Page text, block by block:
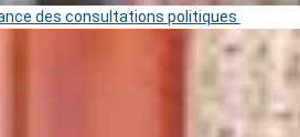
des consultations politiques